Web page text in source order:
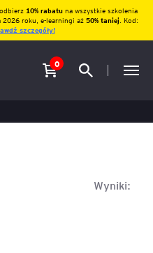
10% rabatu na wszystkie szkolenia
2026 roku, e-learningi aż 50% taniej. Kod:
szczegóły!
0
Wyniki: